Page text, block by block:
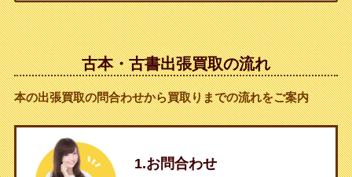
古本・古書出張買取の流れ
本の出張買取の問合わせから買取りまでの流れをご案内
1.お問合わせ